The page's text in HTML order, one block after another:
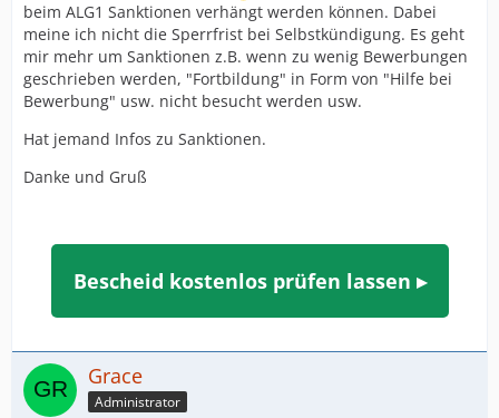
beim ALG1 Sanktionen verhängt werden können. Dabei
meine ich nicht die Sperrfrist bei Selbstkündigung. Es geht
mir mehr um Sanktionen z.B. wenn zu wenig Bewerbungen
geschrieben werden, "Fortbildung" in Form von "Hilfe bei
Bewerbung" usw. nicht besucht werden usw.
Hat jemand Infos zu Sanktionen.
Danke und Gruß
Bescheid kostenlos prüfen lassen ▸
Grace
Administrator